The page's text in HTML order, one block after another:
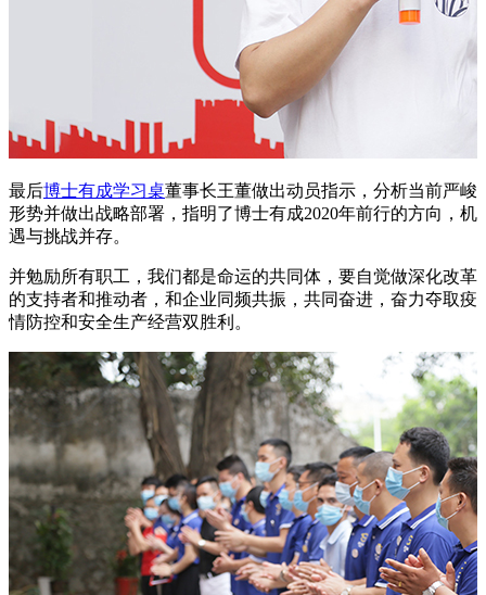
最后博士有成学习桌董事长王董做出动员指示，分析当前严峻
形势并做出战略部署，指明了博士有成2020年前行的方向，机
遇与挑战并存。
并勉励所有职工，我们都是命运的共同体，要自觉做深化改革
的支持者和推动者，和企业同频共振，共同奋进，奋力夺取疫
情防控和安全生产经营双胜利。